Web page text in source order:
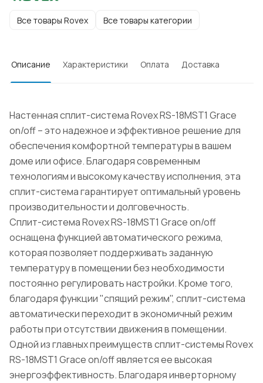
Все товары Rovex Все товары категории
Описание Характеристики Оплата Доставка
Настенная сплит-система Rovex RS-18MST1 Grace
on/off – это надежное и эффективное решение для
обеспечения комфортной температуры в вашем
доме или офисе. Благодаря современным
технологиям и высокому качеству исполнения, эта
сплит-система гарантирует оптимальный уровень
производительности и долговечность.
Сплит-система Rovex RS-18MST1 Grace on/off
оснащена функцией автоматического режима,
которая позволяет поддерживать заданную
температуру в помещении без необходимости
постоянно регулировать настройки. Кроме того,
благодаря функции "спящий режим", сплит-система
автоматически переходит в экономичный режим
работы при отсутствии движения в помещении.
Одной из главных преимуществ сплит-системы Rovex
RS-18MST1 Grace on/off является ее высокая
энергоэффективность. Благодаря инверторному